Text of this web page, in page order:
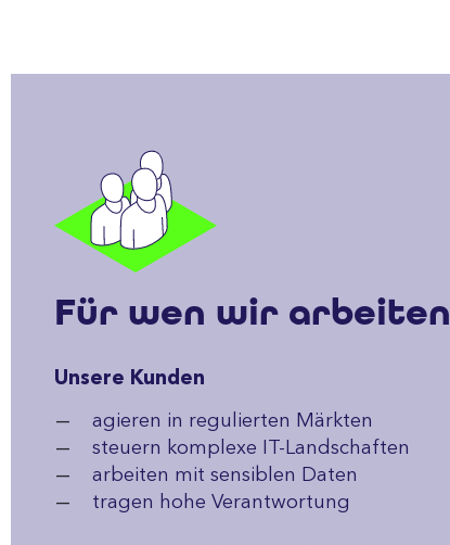
Für wen wir arbeiten
Unsere Kunden
agieren in regulierten Märkten
steuern komplexe IT-Landschaften
arbeiten mit sensiblen Daten
tragen hohe Verantwortung